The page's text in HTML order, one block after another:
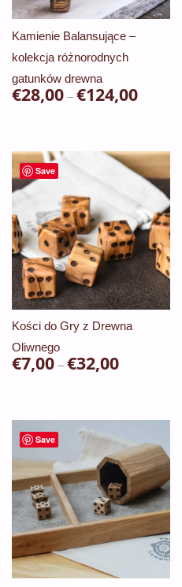
Kamienie Balansujące –
kolekcja różnorodnych
gatunków drewna
€28,00 – €124,00Zakres
€28,00
do
€124,00
wariantów.
Opcje
można
wybrać
na
Save
Kości do Gry z Drewna
Oliwnego
€7,00 – €32,00Zakres
€7,00
do
€32,00
ma
wiele
wariantów.
Opcje
można
wybrać
na
Save